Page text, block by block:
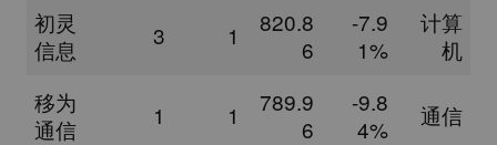
初灵
信息
3 1
820.8
6
-7.9
1%
计算
机
移为
通信
1 1
789.9
6
-9.8
4%
通信